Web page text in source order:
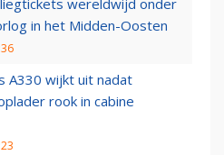
wereldwijd onder
in het Midden-Oosten
A330 wijkt uit nadat
rook in cabine